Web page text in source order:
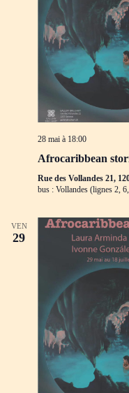
28 mai à 18:00
Afrocaribbean
Rue des Vollandes 21,
bus : Vollandes (lignes 2,
VEN
29